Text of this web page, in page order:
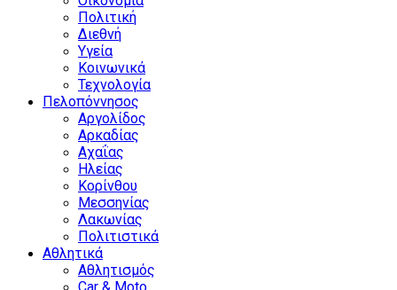
Πολιτική
Διεθνή
Υγεία
Κοινωνικά
Τεχνολογία
Πελοπόννησος
Αργολίδος
Αρκαδίας
Αχαΐας
Ηλείας
Κορίνθου
Μεσσηνίας
Λακωνίας
Πολιτιστικά
Αθλητικά
Αθλητισμός
Car & Moto